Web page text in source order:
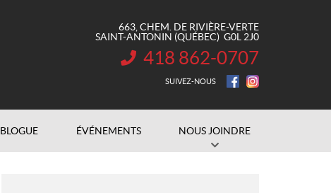
663, CHEM. DE RIVIÈRE-VERTE
SAINT-ANTONIN (QUÉBEC) G0L 2J0
INFORMATION :
418 862-0707
SUIVEZ-NOUS
BLOGUE ÉVÉNEMENTS NOUS JOINDRE